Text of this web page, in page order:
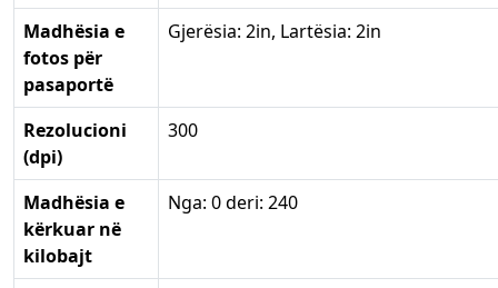
Madhësia e
fotos për
pasaportë
Gjerësia: 2in, Lartësia: 2in
Rezolucioni
(dpi)
300
Madhësia e
kërkuar në
kilobajt
Nga: 0 deri: 240